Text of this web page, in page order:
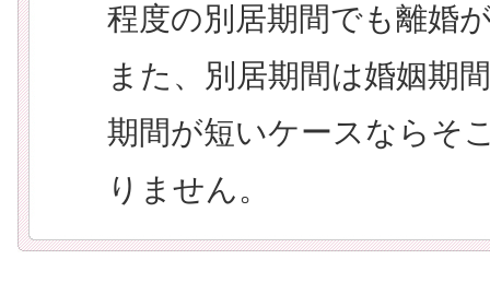
程度の別居期間でも離婚
また、別居期間は婚姻期
期間が短いケースならそ
りません。